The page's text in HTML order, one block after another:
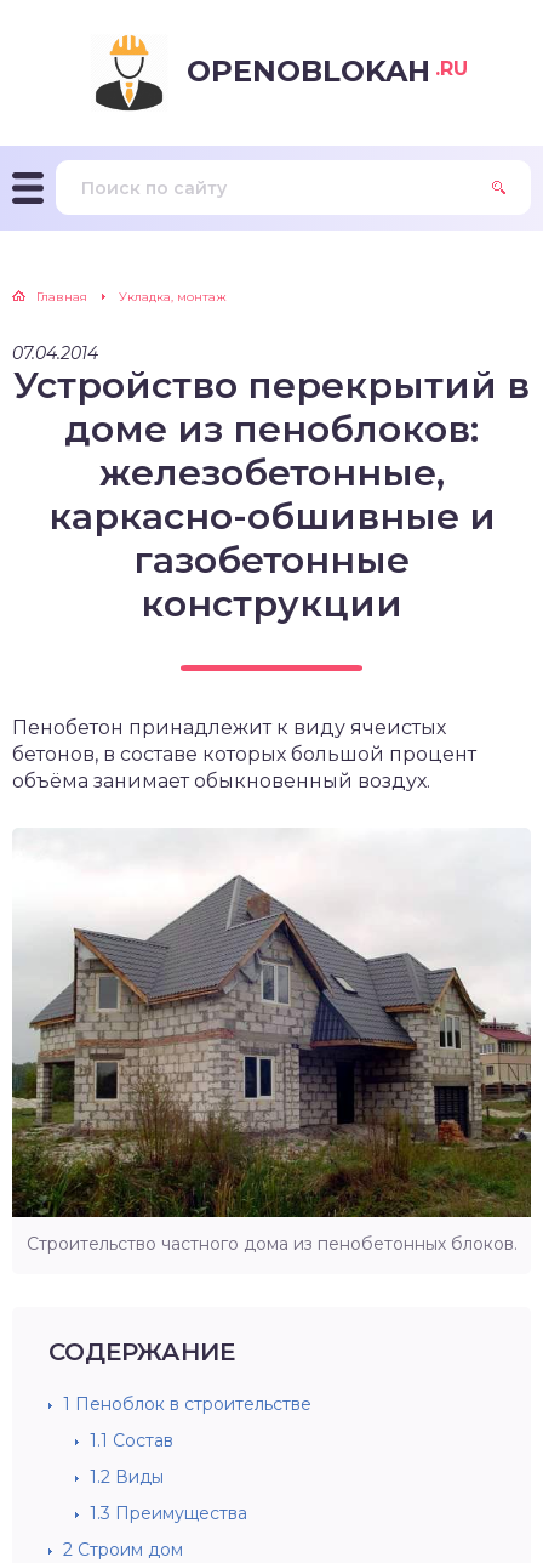
OPENOBLOKAH .RU
Главная Укладка, монтаж
07.04.2014
Устройство перекрытий в
доме из пеноблоков:
железобетонные,
каркасно-обшивные и
газобетонные
конструкции
Пенобетон принадлежит к виду ячеистых
бетонов, в составе которых большой процент
объёма занимает обыкновенный воздух.
Строительство частного дома из пенобетонных блоков.
СОДЕРЖАНИЕ
1 Пеноблок в строительстве
1.1 Состав
1.2 Виды
1.3 Преимущества
2 Строим дом